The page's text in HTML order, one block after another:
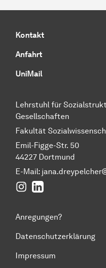
Kontakt
Anfahrt
UniMail
Lehrstuhl für
Gesellschaften
Fakultät
Emil-Figge-Str. 50
44227 Dortmund
E-Mail:
Instagram
LinkedIn
Anregungen?
Datenschutzerklärung
Impressum